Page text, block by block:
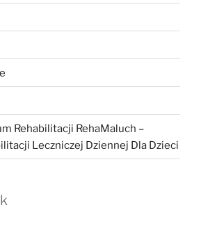
Rehabilitacji RehaMaluch –
Leczniczej Dziennej Dla Dzieci